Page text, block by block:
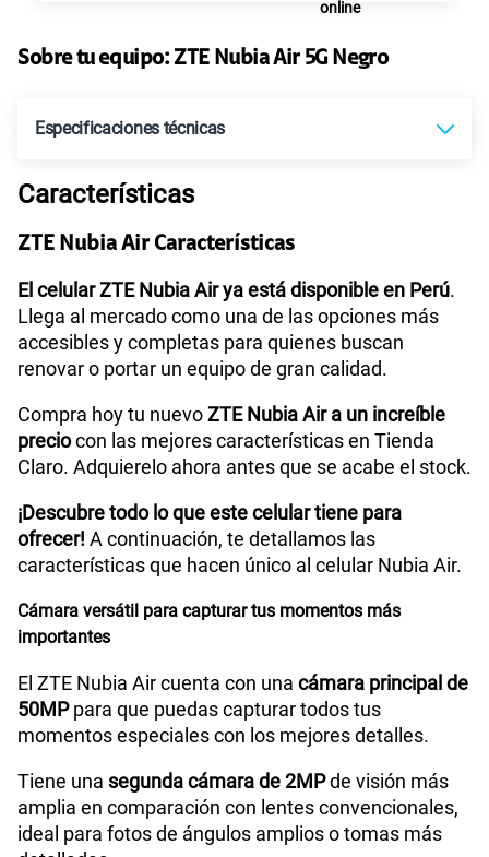
Paga solo
45GB en alta velocidad
S/49.90
Ver más planes
Sobre tu equipo: ZTE Nubia Air 5G Negro
Especificaciones técnicas
Sistema operativo
Procesador Octa-Core (A78 2.2GHz*2+A55 2.0GHz*6)
Tamaño de Pantalla
WiFI
Peso About 172g
Bluetooth
Cámara de fotos Principal 50M AF+ 2M FF +AI Camera
Cámara de fotos Frontal 20MP
Características
ZTE Nubia Air Características
El celular ZTE Nubia Air ya está disponible en Perú.
Llega al mercado como una de las opciones más
accesibles y completas para quienes buscan
renovar o portar un equipo de gran calidad.
Compra hoy tu nuevoZTE Nubia Air a un increíble
preciocon las mejores características en Tienda
Claro. Adquierelo ahora antes que se acabe el stock.
¡Descubre todo lo que este celular tiene para
ofrecer! A continuación, te detallamos las
características que hacen único al celular Nubia Air.
Cámara versátil para capturar tus momentos más
importantes
El ZTE Nubia Air cuenta con una cámara principal de
50MPpara que puedas capturar todos tus
momentos especiales con los mejores detalles.
Tiene una segunda cámara de 2MPde visión más
amplia en comparación con lentes convencionales,
ideal para fotos de ángulos amplios o tomas más